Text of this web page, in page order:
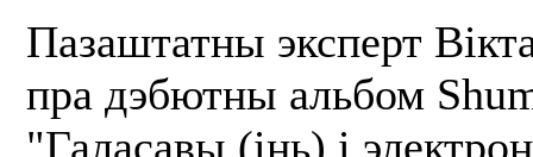
Пазаштатны эксперт
пра дэбютны альбом
"Галасавы (інь) і